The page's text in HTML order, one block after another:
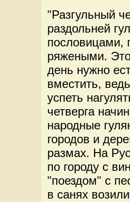
"Разгульный
раздольней
пословицами,
ряжеными. Это
день нужно
вместить,
успеть
четверга
народные
городов и
размах. На
по городу с
"поездом" с
в санях